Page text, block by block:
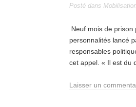
Posté dans
Neuf mois de prison
personnalités lancé
responsables
cet appel. « Il est du
Laisser un